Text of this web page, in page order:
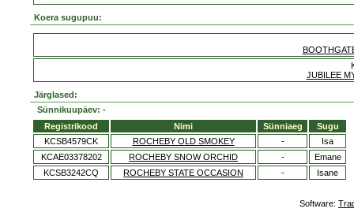
Koera sugupuu:
JUBILEE
Järglased:
Sünnikuupäev: -
Registrikood
Nimi Sünniaeg
Sugu
KCSB4579CK
ROCHEBY OLD SMOKEY -
Isa
KCAE03378202
ROCHEBY SNOW ORCHID -
Emane
KCSB3242CQ
ROCHEBY STATE OCCASION - Isane
Software: